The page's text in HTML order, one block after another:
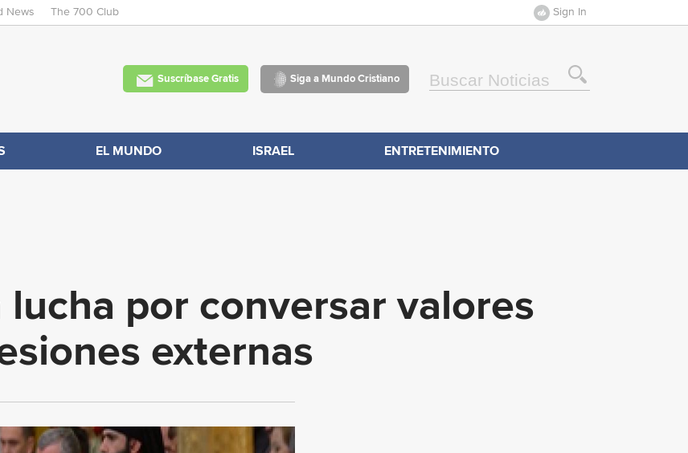
Skip
News The 700 Club Sign In
Suscríbase Gratis Siga a Mundo Cristiano
EL MUNDO ISRAEL ENTRETENIMIENTO
lucha por conversar valores
externas